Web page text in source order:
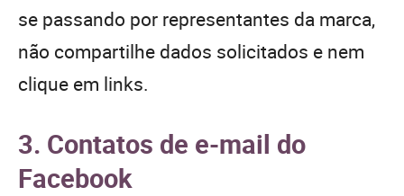
se passando por representantes da marca,
não compartilhe dados solicitados e nem
clique em links.
3. Contatos de e-mail do
Facebook